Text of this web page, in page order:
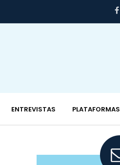
ENTREVISTAS PLATAFORMAS